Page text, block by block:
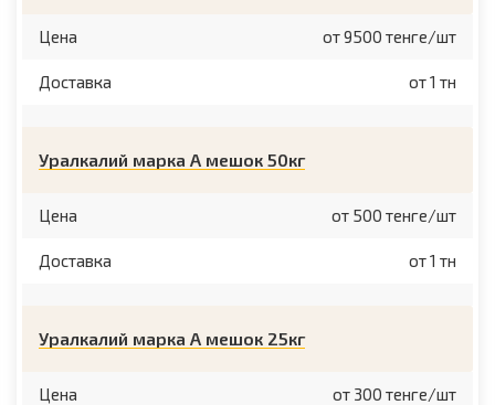
Цена от 9500 тенге/шт
Доставка от 1 тн
Уралкалий марка A мешок 50кг
Цена от 500 тенге/шт
Доставка от 1 тн
Уралкалий марка A мешок 25кг
Цена от 300 тенге/шт